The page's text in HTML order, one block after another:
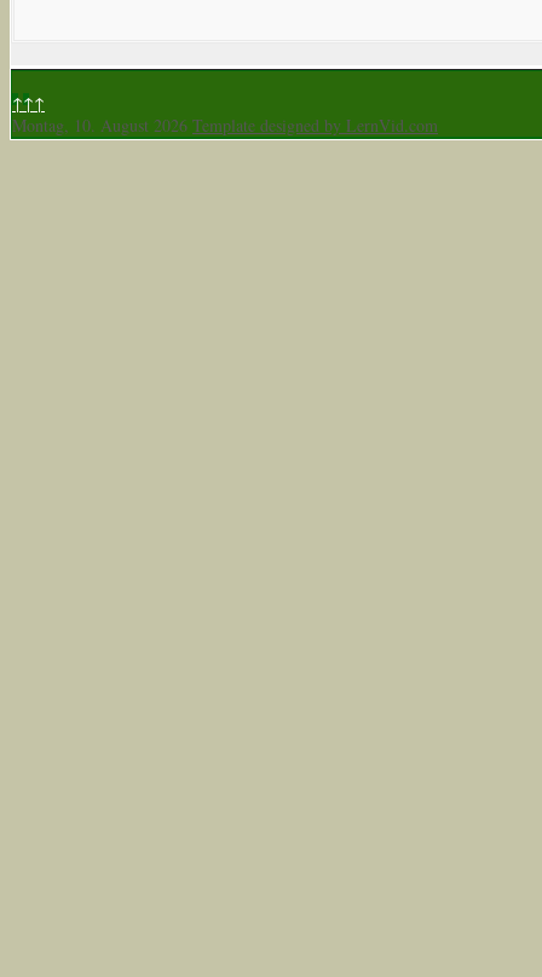
↑↑↑
Montag, 10. August 2026 Template designed by LernVid.com